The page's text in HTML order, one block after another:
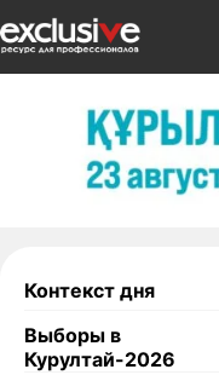
Контекст дня
Выборы в
Курултай-2026